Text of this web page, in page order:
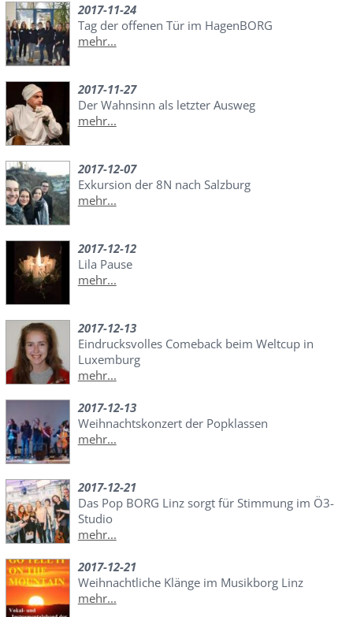
2017-11-24
Tag der offenen Tür im HagenBORG
mehr...
2017-11-27
Der Wahnsinn als letzter Ausweg
mehr...
2017-12-07
Exkursion der 8N nach Salzburg
mehr...
2017-12-12
Lila Pause
mehr...
2017-12-13
Eindrucksvolles Comeback beim Weltcup in
Luxemburg
mehr...
2017-12-13
Weihnachtskonzert der Popklassen
mehr...
2017-12-21
Das Pop BORG Linz sorgt für Stimmung im Ö3-
Studio
mehr...
2017-12-21
Weihnachtliche Klänge im Musikborg Linz
mehr...